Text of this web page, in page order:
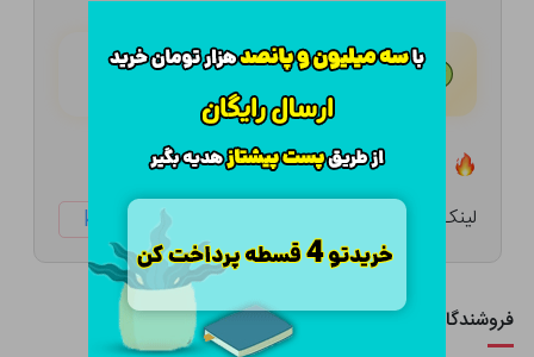
هـر قسط با تــرب‌پــی:۶۷,۱۵۰ تومان
لینک کوتاه: ketabtala.com/sbp-47928
فروشندگان این کالا